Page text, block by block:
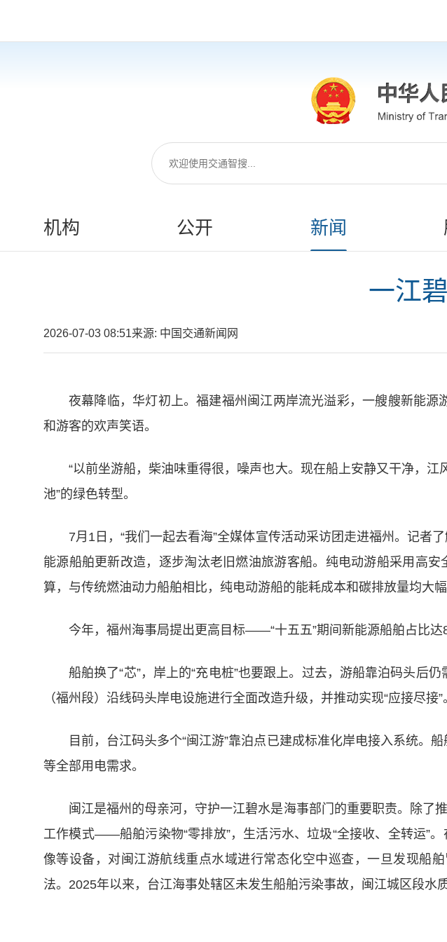
机构 公开 新闻
一江
2026-07-03 08:51来源: 中国交通新闻网
夜幕降临，华灯初上。福建福州闽江两岸流光溢彩，一艘艘新能
和游客的欢声笑语。
“以前坐游船，柴油味重得很，噪声也大。现在船上安静又干净，
池”的绿色转型。
7月1日，“我们一起去看海”全媒体宣传活动采访团走进福州。记者
能源船舶更新改造，逐步淘汰老旧燃油旅游客船。纯电动游船采用高
算，与传统燃油动力船舶相比，纯电动游船的能耗成本和碳排放量均大幅
今年，福州海事局提出更高目标——“十五五”期间新能源船舶占比达
船舶换了“芯”，岸上的“充电桩”也要跟上。过去，游船靠泊码头后
（福州段）沿线码头岸电设施进行全面改造升级，并推动实现“应接尽接”
目前，台江码头多个“闽江游”靠泊点已建成标准化岸电接入系统。
等全部用电需求。
闽江是福州的母亲河，守护一江碧水是海事部门的重要职责。除了
工作模式——船舶污染物“零排放”，生活污水、垃圾“全接收、全转运”
像等设备，对闽江游航线重点水域进行常态化空中巡查，一旦发现船
法。2025年以来，台江海事处辖区未发生船舶污染事故，闽江城区段水